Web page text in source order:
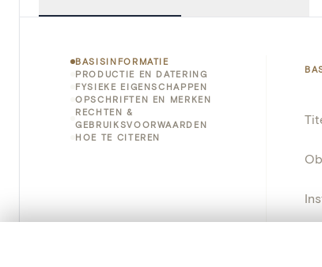
BASISINFORMATIE
PRODUCTIE EN DATERING
FYSIEKE EIGENSCHAPPEN
OPSCHRIFTEN EN MERKEN
RECHTEN &
GEBRUIKSVOORWAARDEN
HOE TE CITEREN